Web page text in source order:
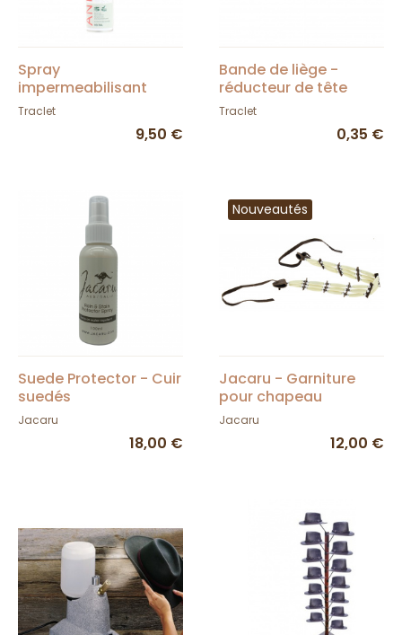
Spray
impermeabilisant
Collonil
Traclet
9,50 €
Bande de liège -
réducteur de tête
Traclet
0,35 €
Suede Protector - Cuir
suedés
Jacaru
18,00 €
Nouveautés
Jacaru - Garniture
pour chapeau
Jacaru
12,00 €